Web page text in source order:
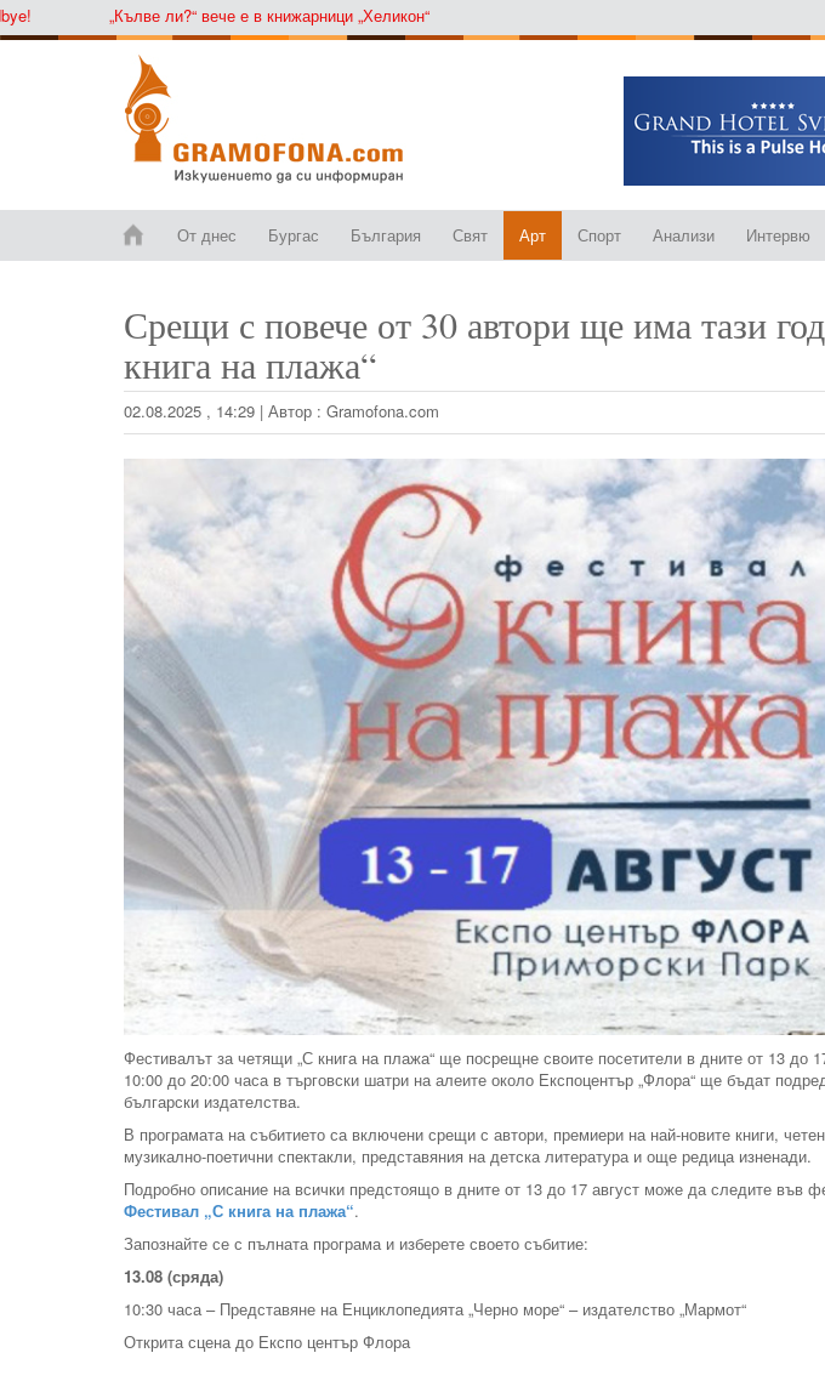
„Кълве ли?“ вече е в книжарници „Хеликон“
От днес Бургас България Свят Арт Спорт Анализи Интервю
Срещи с повече от 30 автори ще има тази
книга на плажа“
02.08.2025 , 14:29 | Автор : Gramofona.com
Фестивалът за четящи „С книга на плажа“ ще посрещне своите посетители в дните от 13 до
10:00 до 20:00 часа в търговски шатри на алеите около Експоцентър „Флора“ ще бъдат
български издателства.
В програмата на събитието са включени срещи с автори, премиери на най-новите книги,
музикално-поетични спектакли, представяния на детска литература и още редица изненади.
Подробно описание на всички предстоящо в дните от 13 до 17 август може да следите във
Фестивал „С книга на плажа“.
Запознайте се с пълната програма и изберете своето събитие:
13.08 (сряда)
10:30 часа – Представяне на Енциклопедията „Черно море“ – издателство „Мармот“
Открита сцена до Експо център Флора